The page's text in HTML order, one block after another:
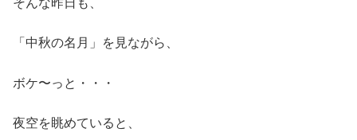
そんな昨日も、
「中秋の名月」を見ながら、
ボケ〜っと・・・
夜空を眺めていると、